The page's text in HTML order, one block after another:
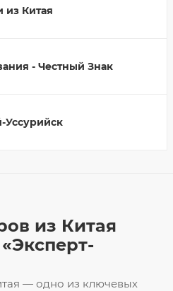
из Китая
- Честный Знак
Уссурийск
— одно из ключевых
из Китая